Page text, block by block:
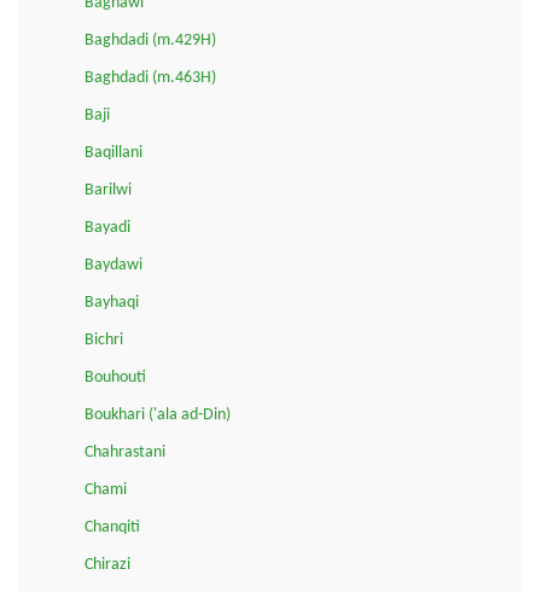
Baghdadi (m.429H)
Baghdadi (m.463H)
Baji
Baqillani
Barilwi
Bayadi
Baydawi
Bayhaqi
Bichri
Bouhouti
Boukhari ('ala ad-Din)
Chahrastani
Chami
Chanqiti
Chirazi